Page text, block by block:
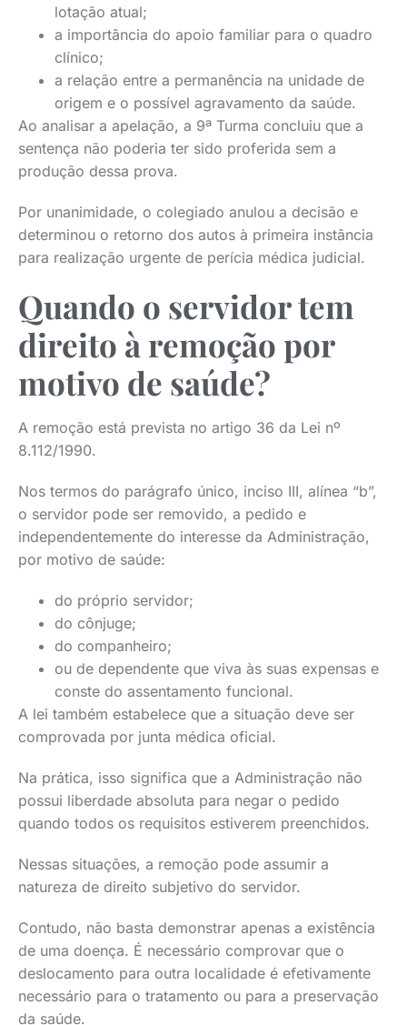
lotação atual;
a importância do apoio familiar para o quadro
clínico;
a relação entre a permanência na unidade de
origem e o possível agravamento da saúde.
Ao analisar a apelação, a 9ª Turma concluiu que a
sentença não poderia ter sido proferida sem a
produção dessa prova.
Por unanimidade, o colegiado anulou a decisão e
determinou o retorno dos autos à primeira instância
para realização urgente de perícia médica judicial.
Quando o servidor tem
direito à remoção por
motivo de saúde?
A remoção está prevista no artigo 36 da Lei nº
8.112/1990.
Nos termos do parágrafo único, inciso III, alínea “b”,
o servidor pode ser removido, a pedido e
independentemente do interesse da Administração,
por motivo de saúde:
do próprio servidor;
do cônjuge;
do companheiro;
ou de dependente que viva às suas expensas e
conste do assentamento funcional.
A lei também estabelece que a situação deve ser
comprovada por junta médica oficial.
Na prática, isso significa que a Administração não
possui liberdade absoluta para negar o pedido
quando todos os requisitos estiverem preenchidos.
Nessas situações, a remoção pode assumir a
natureza de direito subjetivo do servidor.
Contudo, não basta demonstrar apenas a existência
de uma doença. É necessário comprovar que o
deslocamento para outra localidade é efetivamente
necessário para o tratamento ou para a preservação
da saúde.